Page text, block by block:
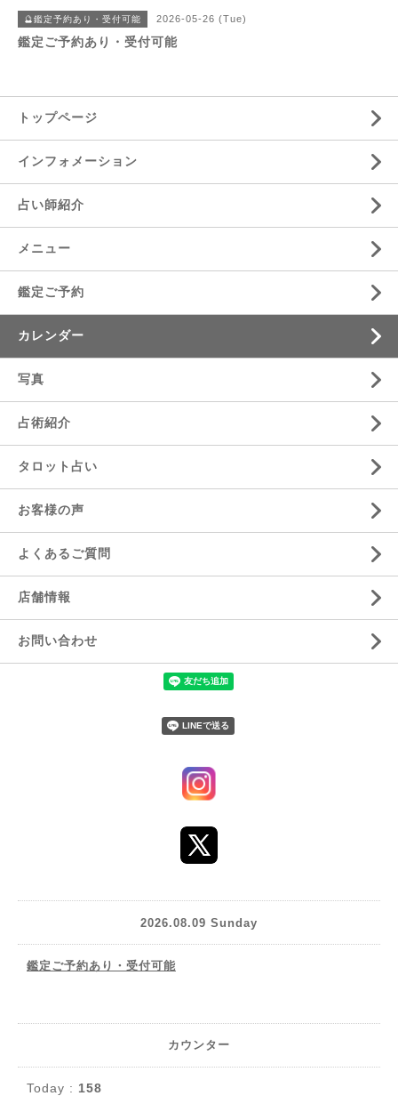
🔮鑑定予約あり・受付可能 2026-05-26 (Tue)
鑑定ご予約あり・受付可能
トップページ
インフォメーション
占い師紹介
メニュー
鑑定ご予約
カレンダー
写真
占術紹介
タロット占い
お客様の声
よくあるご質問
店舗情報
お問い合わせ
2026.08.09 Sunday
鑑定ご予約あり・受付可能
カウンター
Today : 158